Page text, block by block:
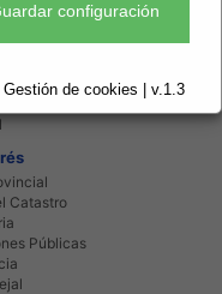
configuración
Gestión de cookies | v.1.3
Catastro
Públicas